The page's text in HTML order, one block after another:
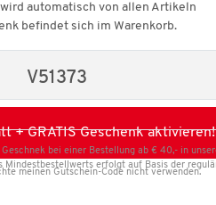
automatisch von allen Artikeln
befindet sich im Warenkorb.
V51373
+ GRATIS Geschenk aktivieren!
meinen Gutschein-Code nicht verwenden.